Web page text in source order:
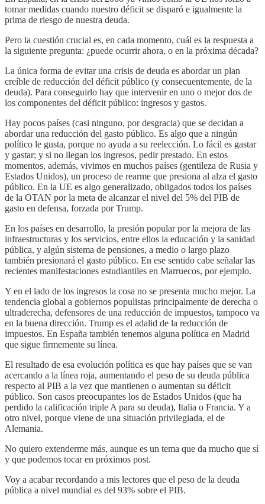
tomar medidas cuando nuestro déficit se disparó e igualmente la
prima de riesgo de nuestra deuda.
Pero la cuestión crucial es, en cada momento, cuál es la respuesta a
la siguiente pregunta: ¿puede ocurrir ahora, o en la próxima década?
La única forma de evitar una crisis de deuda es abordar un plan
creíble de reducción del déficit público (y consecuentemente, de la
deuda). Para conseguirlo hay que intervenir en uno o mejor dos de
los componentes del déficit público: ingresos y gastos.
Hay pocos países (casi ninguno, por desgracia) que se decidan a
abordar una reducción del gasto público. Es algo que a ningún
político le gusta, porque no ayuda a su reelección. Lo fácil es gastar
y gastar; y si no llegan los ingresos, pedir prestado. En estos
momentos, además, vivimos en muchos países (gentileza de Rusia y
Estados Unidos), un proceso de rearme que presiona al alza el gasto
público. En la UE es algo generalizado, obligados todos los países
de la OTAN por la meta de alcanzar el nivel del 5% del PIB de
gasto en defensa, forzada por Trump.
En los países en desarrollo, la presión popular por la mejora de las
infraestructuras y los servicios, entre ellos la educación y la sanidad
pública, y algún sistema de pensiones, a medio o largo plazo
también presionará el gasto público. En ese sentido cabe señalar las
recientes manifestaciones estudiantiles en Marruecos, por ejemplo.
Y en el lado de los ingresos la cosa no se presenta mucho mejor. La
tendencia global a gobiernos populistas principalmente de derecha o
ultraderecha, defensores de una reducción de impuestos, tampoco va
en la buena dirección. Trump es el adalid de la reducción de
impuestos. En España también tenemos alguna política en Madrid
que sigue firmemente su línea.
El resultado de esa evolución política es que hay países que se van
acercando a la línea roja, aumentando el peso de su deuda pública
respecto al PIB a la vez que mantienen o aumentan su déficit
público. Son casos preocupantes los de Estados Unidos (que ha
perdido la calificación triple A para su deuda), Italia o Francia. Y a
otro nivel, porque viene de una situación privilegiada, el de
Alemania.
No quiero extenderme más, aunque es un tema que da mucho que sí
y que podemos tocar en próximos post.
Voy a acabar recordando a mis lectores que el peso de la deuda
pública a nivel mundial es del 93% sobre el PIB.